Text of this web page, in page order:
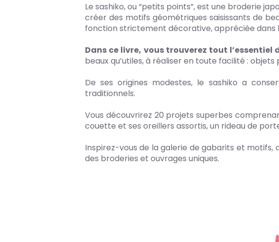
Le sashiko, ou “petits points”, est une broderie
créer des motifs géométriques saisissants de
fonction strictement décorative, appréciée dans
Dans ce livre, vous trouverez tout
beaux qu’utiles, à réaliser en toute facilité : objets
De ses origines modestes, le sashiko a
traditionnels.
Vous découvrirez 20 projets superbes
couette et ses oreillers assortis, un rideau de
Inspirez-vous de la galerie de gabarits et
des broderies et ouvrages uniques.